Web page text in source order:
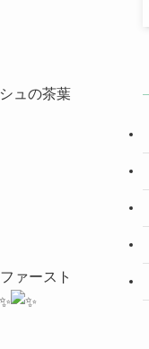
ュの茶葉
ァースト